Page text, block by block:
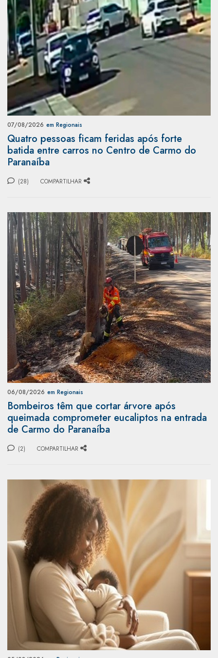
07/08/2026 em Regionais
Quatro pessoas ficam feridas após forte
batida entre carros no Centro de Carmo do
Paranaíba
(28) COMPARTILHAR
06/08/2026 em Regionais
Bombeiros têm que cortar árvore após
queimada comprometer eucaliptos na entrada
de Carmo do Paranaíba
(2) COMPARTILHAR